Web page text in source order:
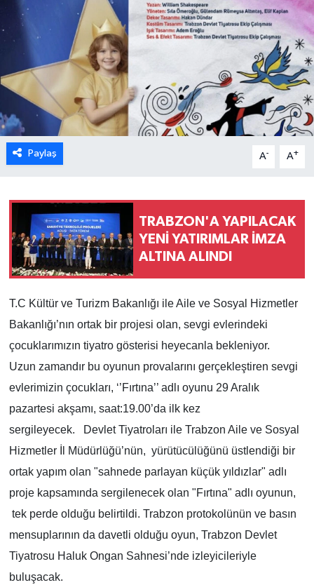
Paylaş A- A+
TRABZON'A YAPILACAK
YENİ YATIRIMLAR İMZA
ALTINA ALINDI
T.C Kültür ve Turizm Bakanlığı ile Aile ve Sosyal Hizmetler
Bakanlığı’nın ortak bir projesi olan, sevgi evlerindeki
çocuklarımızın tiyatro gösterisi heyecanla bekleniyor.
Uzun zamandır bu oyunun provalarını gerçekleştiren sevgi
evlerimizin çocukları, ‘’Fırtına’’ adlı oyunu 29 Aralık
pazartesi akşamı, saat:19.00’da ilk kez
sergileyecek. Devlet Tiyatroları ile Trabzon Aile ve Sosyal
Hizmetler İl Müdürlüğü’nün, yürütücülüğünü üstlendiği bir
ortak yapım olan "sahnede parlayan küçük yıldızlar" adlı
proje kapsamında sergilenecek olan "Fırtına" adlı oyunun,
tek perde olduğu belirtildi. Trabzon protokolünün ve basın
mensuplarının da davetli olduğu oyun, Trabzon Devlet
Tiyatrosu Haluk Ongan Sahnesi’nde izleyicileriyle
buluşacak.